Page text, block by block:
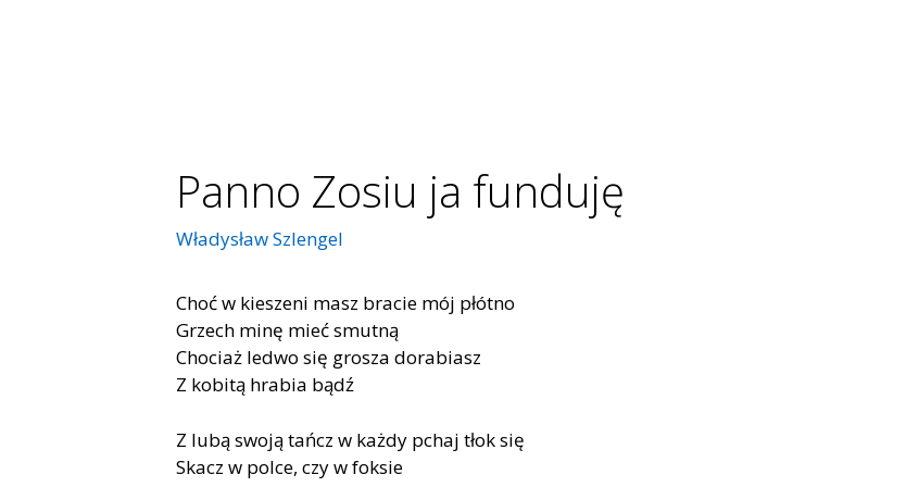
Panno Zosiu ja funduję
Władysław Szlengel
Choć w kieszeni masz bracie mój płótno
Grzech minę mieć smutną
Chociaż ledwo się grosza dorabiasz
Z kobitą hrabia bądź
Z lubą swoją tańcz w każdy pchaj tłok się
Skacz w polce, czy w foksie